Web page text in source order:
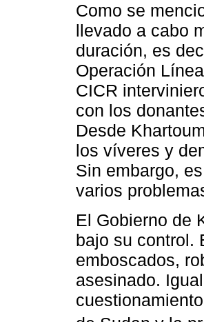
Como se
llevado a cabo
duración, es
Operación
CICR
con los
Desde
los víveres y
Sin embargo,
varios
El Gobierno de
bajo su control.
emboscados,
asesinado.